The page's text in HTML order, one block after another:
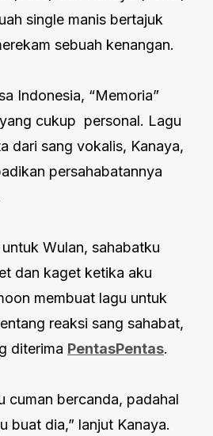
single manis bertajuk
sebuah kenangan.
Indonesia, “Memoria”
cukup personal. Lagu
dari sang vokalis, Kanaya,
persahabatannya
Wulan, sahabatku
dan kaget ketika aku
membuat lagu untuk
reaksi sang sahabat,
diterima PentasPentas.
cuman bercanda, padahal
buat dia,” lanjut Kanaya.